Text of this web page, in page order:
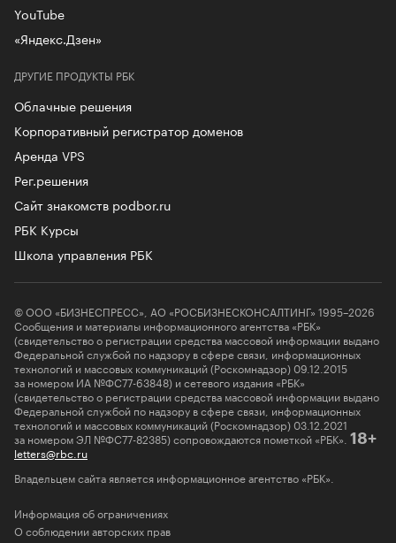
ДРУГИЕ ПРОДУКТЫ РБК
Облачные решения
Корпоративный регистратор доменов
Аренда VPS
Рег.решения
Сайт знакомств podbor.ru
РБК Курсы
Школа управления РБК
YouTube
«Яндекс.Дзен»
© ООО «БИЗНЕСПРЕСС», АО «РОСБИЗНЕСКОНСАЛТИНГ» 1995–2026
Сообщения и материалы информационного агентства «РБК»
(свидетельство о регистрации средства массовой информации выдано
Федеральной службой по надзору в сфере связи, информационных
технологий и массовых коммуникаций (Роскомнадзор) 09.12.2015
за номером ИА №ФС77-63848) и сетевого издания «РБК»
(свидетельство о регистрации средства массовой информации выдано
Федеральной службой по надзору в сфере связи, информационных
технологий и массовых коммуникаций (Роскомнадзор) 03.12.2021
за номером ЭЛ №ФС77-82385) сопровождаются пометкой «РБК». 18+
letters@rbc.ru
Владельцем сайта является информационное агентство «РБК».
Информация об ограничениях
О соблюдении авторских прав